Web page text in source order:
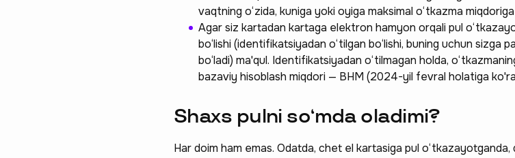
vaqtning o‘zida, kuniga yoki oyiga maksimal o‘tkazma
Agar siz kartadan kartaga elektron hamyon orqali pul
bo‘lishi (identifikatsiyadan o‘tilgan bo‘lishi, buning uchun sizga
bo‘ladi) ma'qul. Identifikatsiyadan o‘tilmagan holda,
bazaviy hisoblash miqdori — BHM (2024-yil fevral holatiga
Shaxs pulni so‘mda oladimi?
Har doim ham emas. Odatda, chet el kartasiga pul